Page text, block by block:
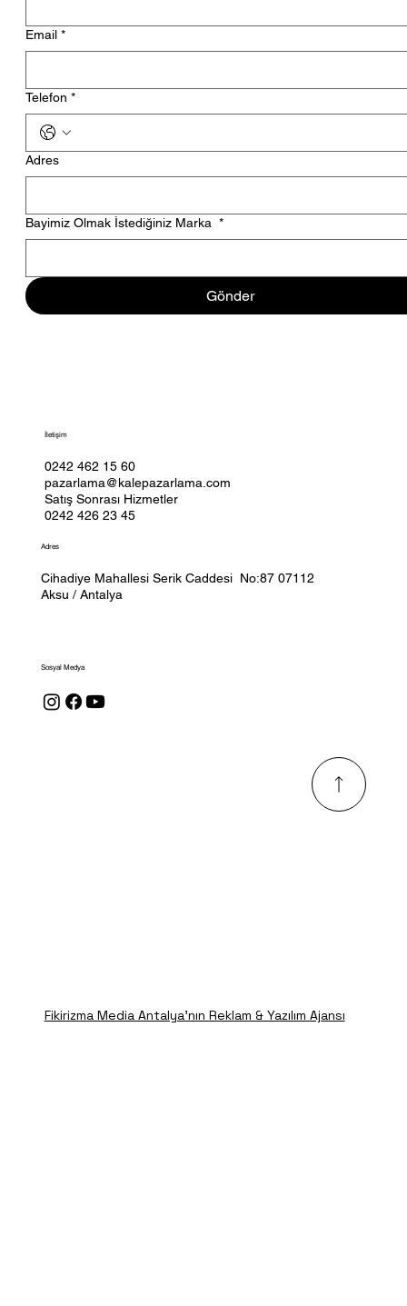
Email *
Telefon *
Adres
Bayimiz Olmak İstediğiniz Marka *
Gönder
İletişim
0242 462 15 60
pazarlama@kalepazarlama.com
Satış Sonrası Hizmetler
0242 426 23 45
Adres
Cihadiye Mahallesi Serik Caddesi No:87 07112
Aksu / Antalya
Sosyal Medya
Fikirizma Media Antalya'nın Reklam & Yazılım Ajansı